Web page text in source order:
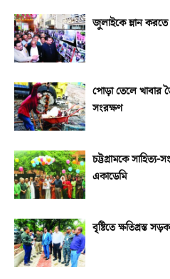
জুলাইকে ম্লান করতে
পোড়া তেলে খাবার
সংরক্ষণ
চট্টগ্রামকে সাহিত্য-
একাডেমি
বৃষ্টিতে ক্ষতিগ্রস্ত